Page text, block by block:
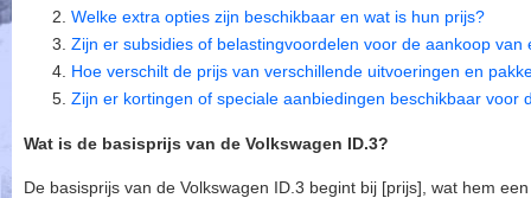
Welke extra opties zijn beschikbaar en wat is hun prijs?
Zijn er subsidies of belastingvoordelen voor de aankoop van
Hoe verschilt de prijs van verschillende uitvoeringen en
Zijn er kortingen of speciale aanbiedingen beschikbaar voor
Wat is de basisprijs van de Volkswagen ID.3?
De basisprijs van de Volkswagen ID.3 begint bij [prijs], wat hem